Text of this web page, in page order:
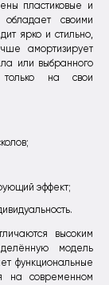
пластиковые и
своими
ярко и стильно,
амортизирует
или выбранного
только на свои
эффект;
высоким
модель
функциональные
на современном